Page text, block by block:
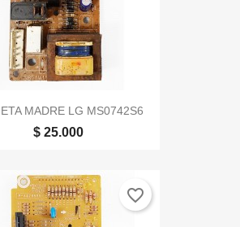
MADRE LG MS0742S6
$ 25.000
favorite_border